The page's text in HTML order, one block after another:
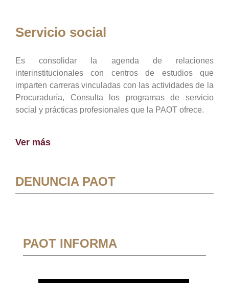
Servicio social
Es consolidar la agenda de relaciones
interinstitucionales con centros de estudios que
imparten carreras vinculadas con las actividades de la
Procuraduría, Consulta los programas de servicio
social y prácticas profesionales que la PAOT ofrece.
Ver más
DENUNCIA PAOT
PAOT INFORMA